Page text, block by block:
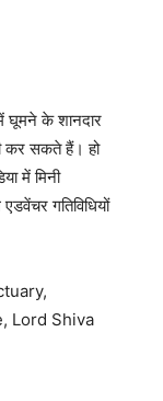
घूमने के शानदार
कर सकते हैं। हो
में मिनी
गतिविधियों
Lord Shiva